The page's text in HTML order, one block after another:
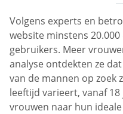
Volgens experts en
website minstens
gebruikers. Meer
analyse ontdekten ze
van de mannen op zoek
leeftijd varieert, vanaf
vrouwen naar hun